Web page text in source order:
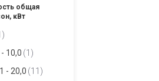
общая
кВт
10,0 1
- 20,0 11